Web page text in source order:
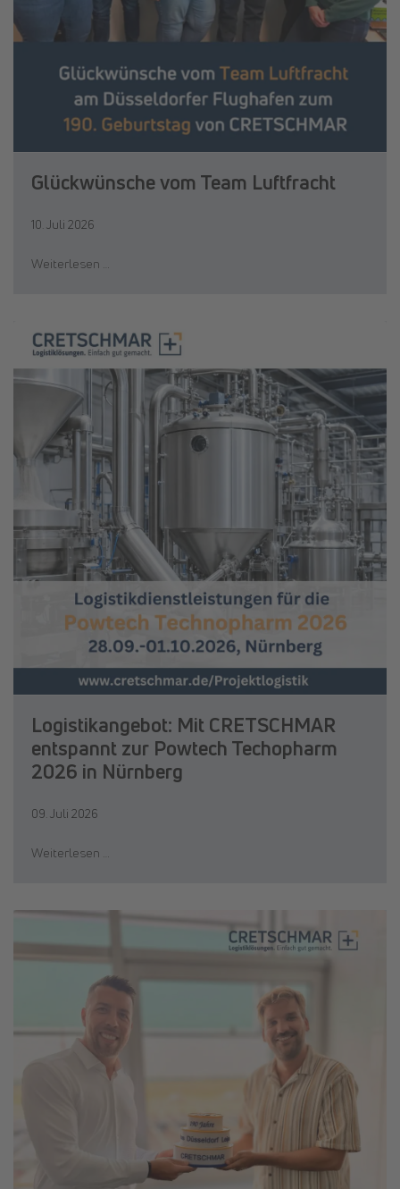
Glückwünsche vom Team Luftfracht
10. Juli 2026
Weiterlesen …
Logistikangebot: Mit CRETSCHMAR
entspannt zur Powtech Techopharm
2026 in Nürnberg
09. Juli 2026
Weiterlesen …